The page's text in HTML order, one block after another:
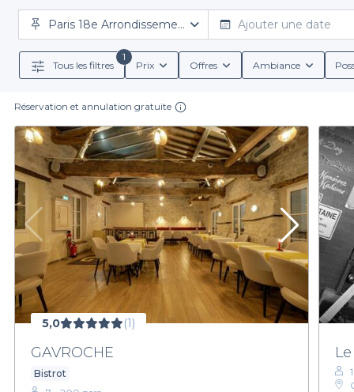
Avec notre plateforme, réserver un restaurant
arrondissement qui offrent des équipements de
groupe adaptés à toutes vos envies culinaires. Que
Notre plateforme vous permet de choisir parmi
formules de boissons, incluant des cocktails
morceaux préférés, vous pourrez
Si vous êtes prêt à plonger dans l'ambiance
devient un jeu d’enfant, et vous pourrez ainsi vous
18e
Paris 18e Arrondissement Ajouter une date
Tous les filtres
1
Prix Offres Ambiance
Réservation et annulation gratuite
5,0 (1)
GAVROCHE
Bistrot